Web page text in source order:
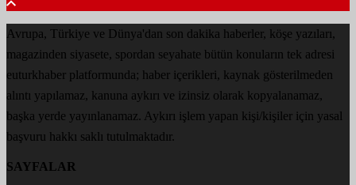
Avrupa, Türkiye ve Dünya'dan son dakika haberler, köşe yazıları,
magazinden siyasete, spordan seyahate bütün konuların tek adresi
euturkhaber platformunda; haber içerikleri, kaynak gösterilmeden
alıntı yapılamaz, kanuna aykırı ve izinsiz olarak kopyalanamaz,
başka yerde yayınlanamaz. Aykırı işlem yapan kişi/kişiler için yasal
başvuru hakkı saklı tutulmaktadır.
SAYFALAR